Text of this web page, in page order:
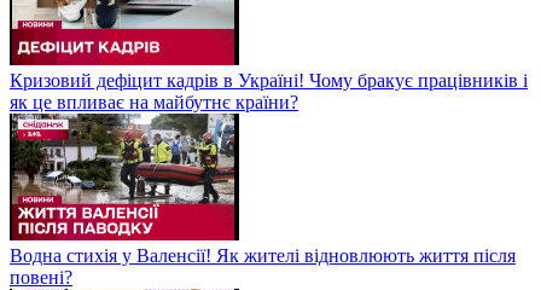
Кризовий дефіцит кадрів в Україні! Чому бракує працівників і
як це впливає на майбутнє країни?
Водна стихія у Валенсії! Як жителі відновлюють життя після
повені?